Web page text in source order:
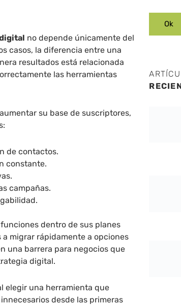
no depende únicamente del
casos, la diferencia entre una
resultados está relacionada
las herramientas
su base de suscriptores,
de contactos.
constante.
campañas.
dentro de sus planes
migrar rápidamente a opciones
una barrera para negocios que
digital.
elegir una herramienta que
desde las primeras